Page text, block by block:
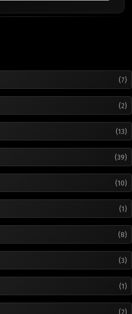
(7)
(2)
(13)
(39)
(10)
(1)
(8)
(3)
(1)
(2)